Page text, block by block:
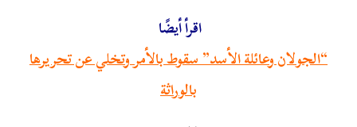
اقرأ أيضًا
“الجولان وعائلة الأسد” سقوط بالأمر وتخلي عن تحريرها
بالوراثة